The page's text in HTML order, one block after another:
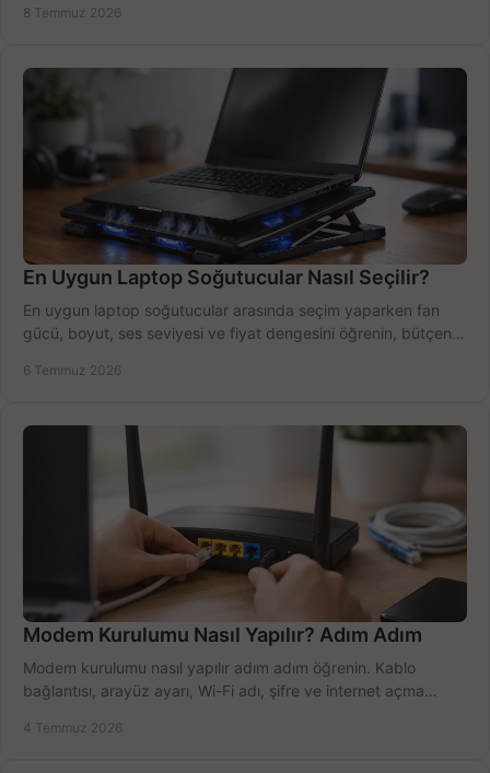
8 Temmuz 2026
En Uygun Laptop Soğutucular Nasıl Seçilir?
En uygun laptop soğutucular arasında seçim yaparken fan
gücü, boyut, ses seviyesi ve fiyat dengesini öğrenin, bütçenizi
6 Temmuz 2026
Modem Kurulumu Nasıl Yapılır? Adım Adım
Modem kurulumu nasıl yapılır adım adım öğrenin. Kablo
bağlantısı, arayüz ayarı, Wi-Fi adı, şifre ve internet açma
4 Temmuz 2026